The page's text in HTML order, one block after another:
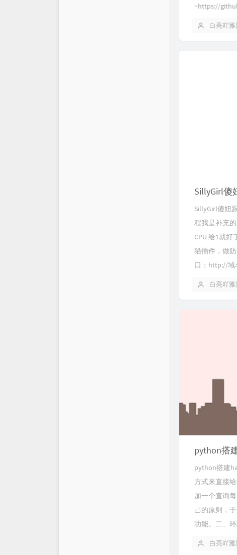
~https://
白亮吖雅
SillyGirl傻
SillyGirl傻妞
程我是补充
CPU 给1就
猫插件，做
口：http://域
白亮吖雅
python搭
python搭建
方式来直接
加一个查询
己的原则，
功能。二、
白亮吖雅